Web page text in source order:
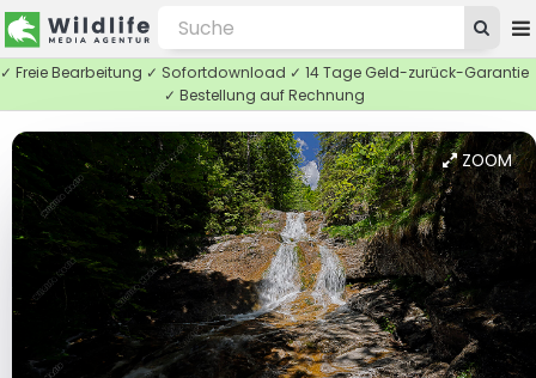
✓ Freie Bearbeitung ✓ Sofortdownload ✓ 14 Tage Geld-zurück-Garantie
✓ Bestellung auf Rechnung
ZOOM